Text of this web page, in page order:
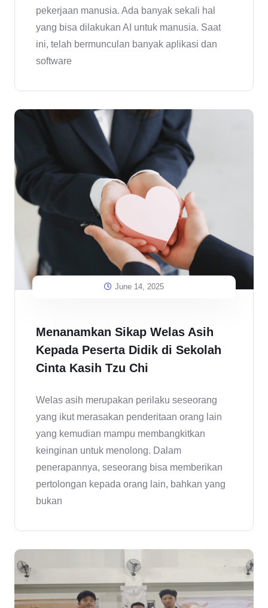
pekerjaan manusia. Ada banyak sekali hal
yang bisa dilakukan AI untuk manusia. Saat
ini, telah bermunculan banyak aplikasi dan
software
June 14, 2025
Menanamkan Sikap Welas Asih
Kepada Peserta Didik di Sekolah
Cinta Kasih Tzu Chi
Welas asih merupakan perilaku seseorang
yang ikut merasakan penderitaan orang lain
yang kemudian mampu membangkitkan
keinginan untuk menolong. Dalam
penerapannya, seseorang bisa memberikan
pertolongan kepada orang lain, bahkan yang
bukan